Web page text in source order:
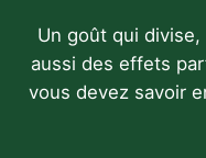
Un goût qui
aussi des effets
vous devez savoir